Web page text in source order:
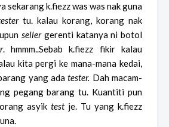
sekarang k.fiezz was was nak guna
tu. kalau korang, korang nak
sellergerenti katanya ni botol
. hmmm..Sebab k.fiezz fikir kalau
kita pergi ke mana-mana kedai,
yang adatester. Dah macam-
pegang barang tu. Kuantiti pun
asyik testje. Tu yang k.fiezz